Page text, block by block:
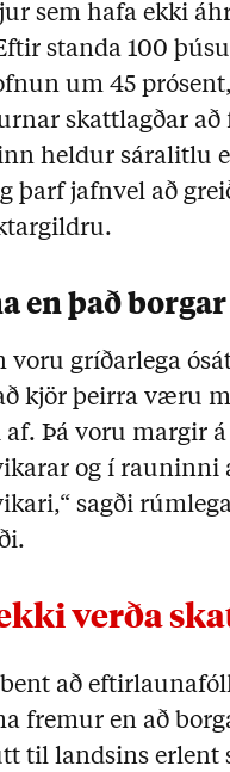
sem hafa ekki
standa 100
um 45
skattlagðar
heldur sáralitlu
þarf jafnvel að
en það
voru gríðarlega
kjör þeirra væru
Þá voru margir
og í rauninni
sagði
ekki verða
að
fremur en að
til landsins erlent